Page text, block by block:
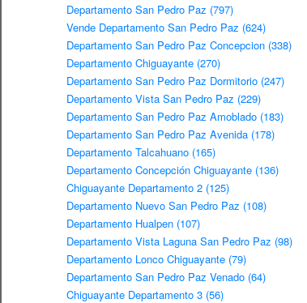
Departamento San Pedro Paz (797)
Vende Departamento San Pedro Paz (624)
Departamento San Pedro Paz Concepcion (338)
Departamento Chiguayante (270)
Departamento San Pedro Paz Dormitorio (247)
Departamento Vista San Pedro Paz (229)
Departamento San Pedro Paz Amoblado (183)
Departamento San Pedro Paz Avenida (178)
Departamento Talcahuano (165)
Departamento Concepción Chiguayante (136)
Chiguayante Departamento 2 (125)
Departamento Nuevo San Pedro Paz (108)
Departamento Hualpen (107)
Departamento Vista Laguna San Pedro Paz (98)
Departamento Lonco Chiguayante (79)
Departamento San Pedro Paz Venado (64)
Chiguayante Departamento 3 (56)